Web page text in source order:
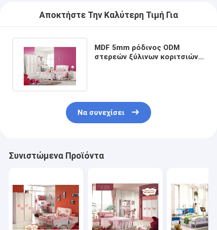
Αποκτήστε Την Καλύτερη Τιμή Για
MDF 5mm ρόδινος ODM
στερεών ξύλινων κοριτσιών
Να συνεχίσει
Συνιστώμενα Προϊόντα